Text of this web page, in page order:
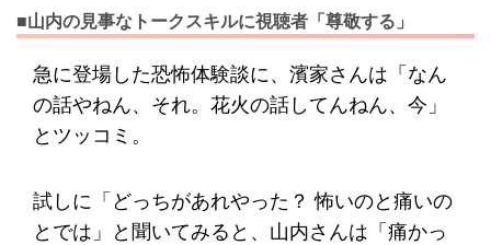
■山内の見事なトークスキルに視聴者「尊敬する」
急に登場した恐怖体験談に、濱家さんは「なん
の話やねん、それ。花火の話してんねん、今」
とツッコミ。
試しに「どっちがあれやった？ 怖いのと痛いの
とでは」と聞いてみると、山内さんは「痛かっ